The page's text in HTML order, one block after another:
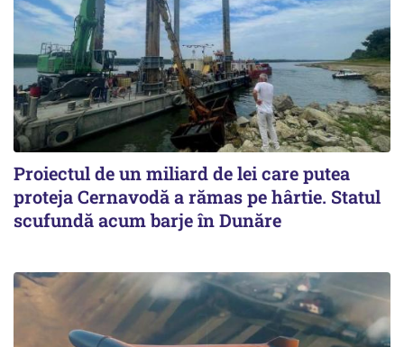
Proiectul de un miliard de lei care putea
proteja Cernavodă a rămas pe hârtie. Statul
scufundă acum barje în Dunăre